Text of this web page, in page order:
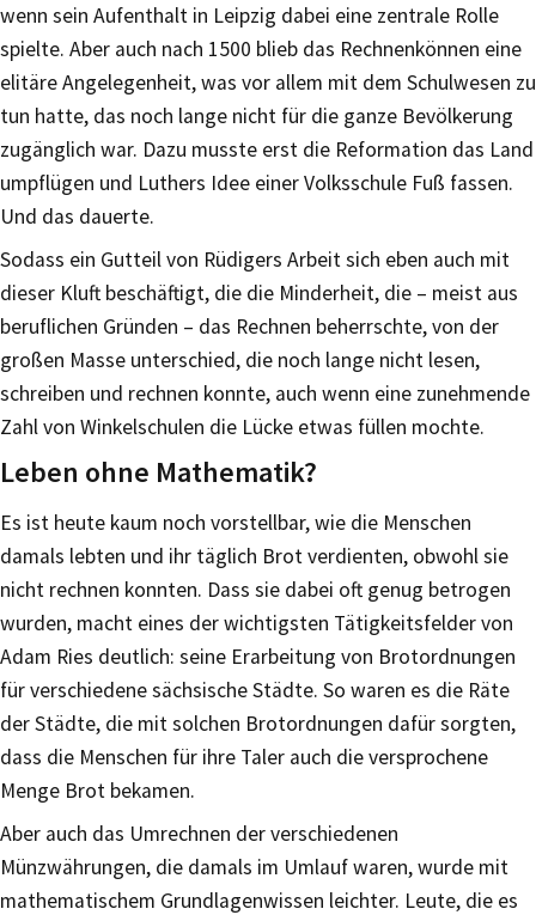
wenn sein Aufenthalt in Leipzig dabei eine zentrale Rolle
spielte. Aber auch nach 1500 blieb das Rechnenkönnen eine
elitäre Angelegenheit, was vor allem mit dem Schulwesen zu
tun hatte, das noch lange nicht für die ganze Bevölkerung
zugänglich war. Dazu musste erst die Reformation das Land
umpflügen und Luthers Idee einer Volksschule Fuß fassen.
Und das dauerte.
Sodass ein Gutteil von Rüdigers Arbeit sich eben auch mit
dieser Kluft beschäftigt, die die Minderheit, die – meist aus
beruflichen Gründen – das Rechnen beherrschte, von der
großen Masse unterschied, die noch lange nicht lesen,
schreiben und rechnen konnte, auch wenn eine zunehmende
Zahl von Winkelschulen die Lücke etwas füllen mochte.
Leben ohne Mathematik?
Es ist heute kaum noch vorstellbar, wie die Menschen
damals lebten und ihr täglich Brot verdienten, obwohl sie
nicht rechnen konnten. Dass sie dabei oft genug betrogen
wurden, macht eines der wichtigsten Tätigkeitsfelder von
Adam Ries deutlich: seine Erarbeitung von Brotordnungen
für verschiedene sächsische Städte. So waren es die Räte
der Städte, die mit solchen Brotordnungen dafür sorgten,
dass die Menschen für ihre Taler auch die versprochene
Menge Brot bekamen.
Aber auch das Umrechnen der verschiedenen
Münzwährungen, die damals im Umlauf waren, wurde mit
mathematischem Grundlagenwissen leichter. Leute, die es